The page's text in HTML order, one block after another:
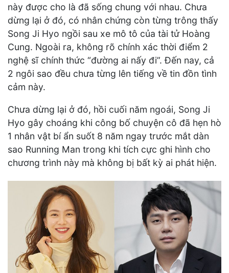
này được cho là đã sống chung với nhau. Chưa
dừng lại ở đó, có nhân chứng còn từng trông thấy
Song Ji Hyo ngồi sau xe mô tô của tài tử Hoàng
Cung. Ngoài ra, không rõ chính xác thời điểm 2
nghệ sĩ chính thức “đường ai nấy đi”. Đến nay, cả
2 ngôi sao đều chưa từng lên tiếng về tin đồn tình
cảm này.
Chưa dừng lại ở đó, hồi cuối năm ngoái, Song Ji
Hyo gây choáng khi công bố chuyện cô đã hẹn hò
1 nhân vật bí ẩn suốt 8 năm ngay trước mắt dàn
sao Running Man trong khi tích cực ghi hình cho
chương trình này mà không bị bất kỳ ai phát hiện.